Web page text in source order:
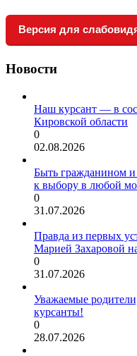
Версия для
Новости
Наш курсант — в
Кировской области
0
02.08.2026
Быть гражданином
к выбору в любой
0
31.07.2026
Правда из первых
Марией Захаровой
0
31.07.2026
Уважаемые
курсанты!
0
28.07.2026